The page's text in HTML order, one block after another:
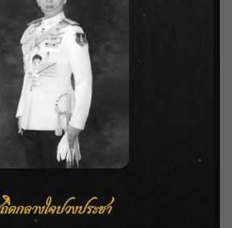
VARIETY
ENTERTAINMENT
ติดตามแก้ปัญหาโครงการประตู